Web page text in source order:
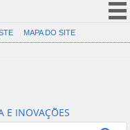
CORONAVÍRUS (COVID-19)
Canais
MAPA DO SITE
E INOVAÇÕES